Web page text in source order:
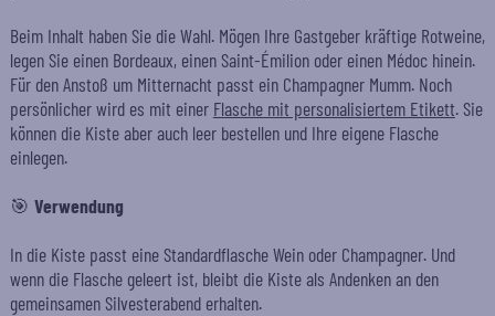
Beim Inhalt haben Sie die Wahl. Mögen Ihre Gastgeber kräftige Rotweine,
legen Sie einen Bordeaux, einen Saint-Émilion oder einen Médoc hinein.
Für den Anstoß um Mitternacht passt ein Champagner Mumm. Noch
persönlicher wird es mit einer Flasche mit personalisiertem Etikett. Sie
können die Kiste aber auch leer bestellen und Ihre eigene Flasche
einlegen.
🎯 Verwendung
In die Kiste passt eine Standardflasche Wein oder Champagner. Und
wenn die Flasche geleert ist, bleibt die Kiste als Andenken an den
gemeinsamen Silvesterabend erhalten.